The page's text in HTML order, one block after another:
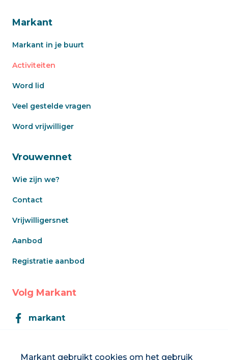
Markant gebruikt cookies om het gebruik
Markant
Markant in je buurt
Activiteiten
Word lid
Veel gestelde vragen
Word vrijwilliger
Vrouwennet
Wie zijn we?
Contact
Vrijwilligersnet
Aanbod
Registratie aanbod
Volg Markant
markant